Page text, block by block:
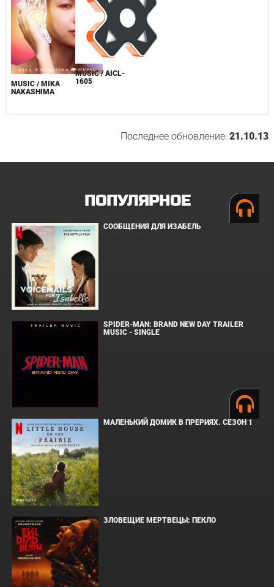
MUSIC / MIKA
NAKASHIMA
MUSIC / AICL-
1605
Последнее обновление:21.10.13
ПОПУЛЯРНОЕ
СООБЩЕНИЯ ДЛЯ ИЗАБЕЛЬ
SPIDER-MAN: BRAND NEW DAY TRAILER
MUSIC - SINGLE
МАЛЕНЬКИЙ ДОМИК В ПРЕРИЯХ. СЕЗОН 1
ЗЛОВЕЩИЕ МЕРТВЕЦЫ: ПЕКЛО